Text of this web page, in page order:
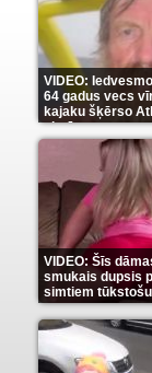
VIDEO:
64 gadus vecs
kajaku šķērso
okeānu(5)
VIDEO: Šīs
smukais dupsis
simtiem
(9)